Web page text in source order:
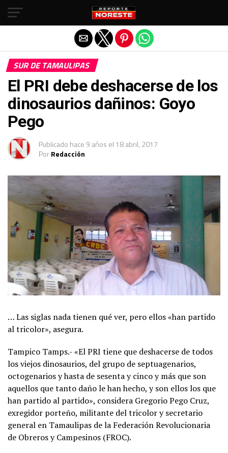
SUR DE TAMAULIPAS
El PRI debe deshacerse de los
dinosaurios dañinos: Goyo
Pego
Publicado hace 9 años el 18 abril, 2017
PorRedacción
… Las siglas nada tienen qué ver, pero ellos «han partido
al tricolor», asegura.
Tampico Tamps.- «El PRI tiene que deshacerse de todos
los viejos dinosaurios, del grupo de septuagenarios,
octogenarios y hasta de sesenta y cinco y más que son
aquellos que tanto daño le han hecho, y son ellos los que
han partido al partido», considera Gregorio Pego Cruz,
exregidor porteño, militante del tricolor y secretario
general en Tamaulipas de la Federación Revolucionaria
de Obreros y Campesinos (FROC).
Salir de la versión móvil